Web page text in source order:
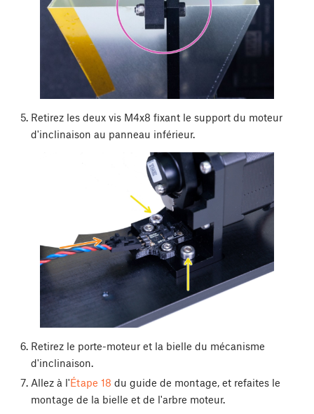
Retirez les deux vis M4x8 fixant le support du moteur
d'inclinaison au panneau inférieur.
Retirez le porte-moteur et la bielle du mécanisme
d'inclinaison.
Allez à l'Étape 18 du guide de montage, et refaites le
montage de la bielle et de l'arbre moteur.